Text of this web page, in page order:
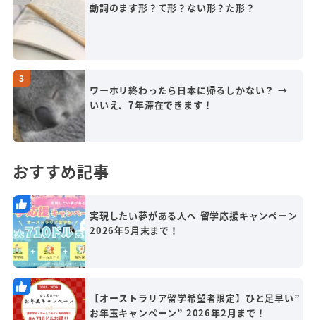
動詞のます形？て形？ない形？た形？
ワーホリ終わったら日本に帰るしかない？ →
いいえ、7年滞在できます！
おすすめ記事
実現したい夢がある人へ 留学応援キャンペーン
2026年5月末まで！
【オーストラリア留学希望者限定】ひと足早い”
お年玉キャンペーン” 2026年2月まで！